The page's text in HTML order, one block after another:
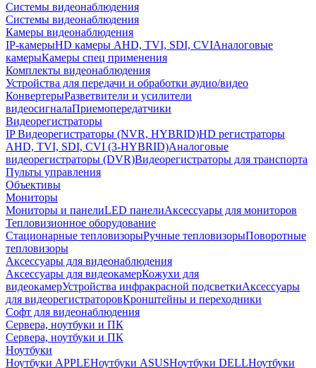
Системы видеонаблюдения
Системы видеонаблюдения
Камеры видеонаблюдения
IP-камерыHD камеры AHD, TVI, SDI, CVIАналоговые
камерыКамеры спец применения
Комплекты видеонаблюдения
Устройства для передачи и обработки аудио/видео
КонвертерыРазветвители и усилители
видеосигналаПриемопередатчики
Видеорегистраторы
IP Видеорегистраторы (NVR, HYBRID)HD регистраторы
AHD, TVI, SDI, CVI (3-HYBRID)Аналоговые
видеорегистраторы (DVR)Видеорегистраторы для транспорта
Пульты управления
Объективы
Мониторы
Мониторы и панелиLED панелиАксессуары для мониторов
Тепловизионное оборудование
Стационарные тепловизорыРучные тепловизорыПоворотные
тепловизоры
Аксессуары для видеонаблюдения
Аксессуары для видеокамерКожухи для
видеокамерУстройства инфракрасной подсветкиАксессуары
для видеорегистраторовКронштейны и переходники
Софт для видеонаблюдения
Сервера, ноутбуки и ПК
Сервера, ноутбуки и ПК
Ноутбуки
Ноутбуки APPLEНоутбуки ASUSНоутбуки DELLНоутбуки